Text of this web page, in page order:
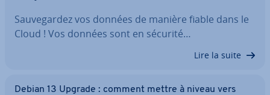
Sau­ve­gar­dez vos données de manière fiable dans le
Cloud ! Vos données sont en sécurité…
Lire la suite
Debian 13 Upgrade : comment mettre à niveau vers